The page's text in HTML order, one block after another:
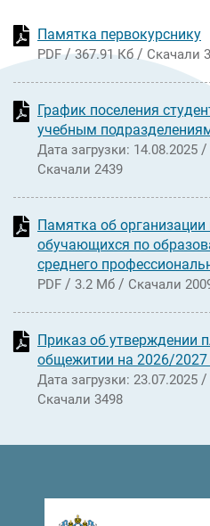
Памятка первокурснику
PDF/367.91 Кб/ Скачали
График поселения
учебным
Дата загрузки: 14.08.2025 /
Скачали 2439
Памятка об организации
обучающихся по
среднего
PDF / 3.2 Мб / Скачали
Приказ об утверждении
общежитии на 2026/2027
Дата загрузки: 23.07.2025 /
Скачали 3498